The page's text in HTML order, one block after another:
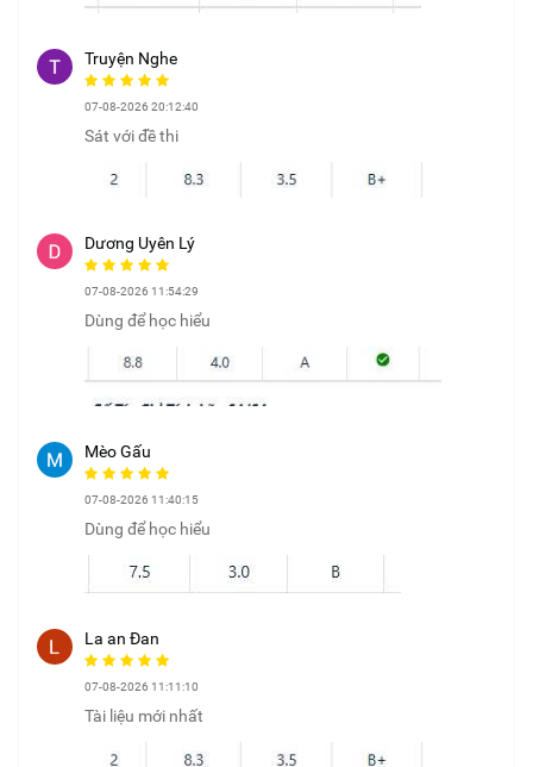
Truyện Nghe
07-08-2026 20:12:40
Sát với đề thi
Dương Uyên Lý
07-08-2026 11:54:29
Dùng để học hiểu
Mèo Gấu
07-08-2026 11:40:15
Dùng để học hiểu
La an Đan
07-08-2026 11:11:10
Tài liệu mới nhất